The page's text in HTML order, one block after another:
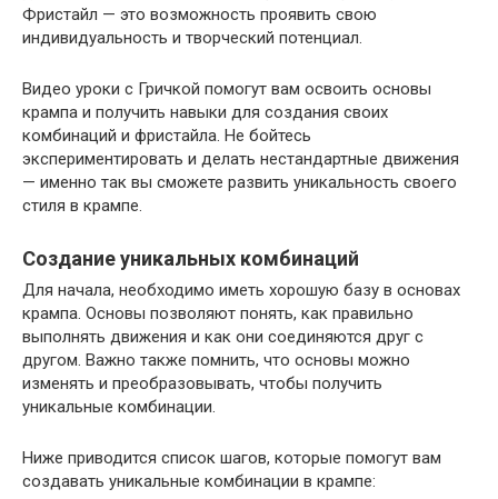
Фристайл — это возможность проявить свою
индивидуальность и творческий потенциал.
Видео уроки с Гричкой помогут вам освоить основы
крампа и получить навыки для создания своих
комбинаций и фристайла. Не бойтесь
экспериментировать и делать нестандартные движения
— именно так вы сможете развить уникальность своего
стиля в крампе.
Создание уникальных комбинаций
Для начала, необходимо иметь хорошую базу в основах
крампа. Основы позволяют понять, как правильно
выполнять движения и как они соединяются друг с
другом. Важно также помнить, что основы можно
изменять и преобразовывать, чтобы получить
уникальные комбинации.
Ниже приводится список шагов, которые помогут вам
создавать уникальные комбинации в крампе: